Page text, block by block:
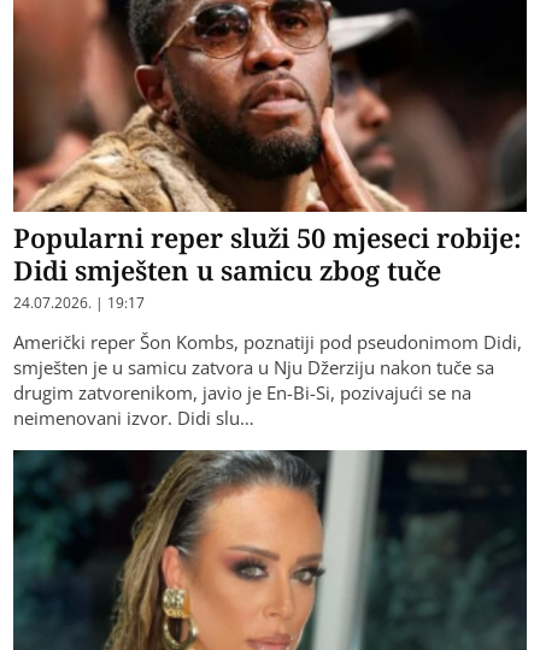
Popularni reper služi 50 mjeseci robije:
Didi smješten u samicu zbog tuče
24.07.2026. | 19:17
Američki reper Šon Kombs, poznatiji pod pseudonimom Didi,
smješten je u samicu zatvora u Nju Džerziju nakon tuče sa
drugim zatvorenikom, javio je En-Bi-Si, pozivajući se na
neimenovani izvor. Didi slu…